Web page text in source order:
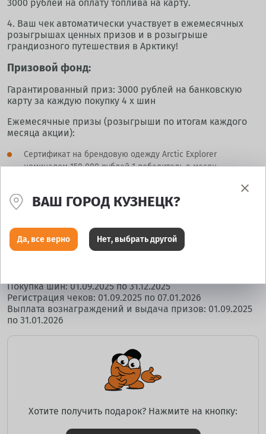
3000 рублей на оплату топлива на карту.
4. Ваш чек автоматически участвует в ежемесячных
розыгрышах ценных призов и в розыгрыше
грандиозного путешествия в Арктику!
Призовой фонд:
Гарантированный приз: 3000 рублей на банковскую
карту за каждую покупку 4 х шин
Ежемесячные призы (розыгрыши по итогам каждого
месяца акции):
Сертификат на брендовую одежду Arctic Explorer
номиналом 150 000 рублей 1 победитель в месяц.
номиналом 25 000 рублей 4 победителя в месяц.
лет Победы»! Вас ждет проживание в отеле в
Мурманске и 11 ночей в каюте легендарного ледокола.
Покупка шин: 01.09.2025 по 31.12.2025
Регистрация чеков: 01.09.2025 по 07.01.2026
Выплата вознаграждений и выдача призов: 01.09.2025
по 31.01.2026
Хотите получить подарок? Нажмите на кнопку:
ВАШ ГОРОД КУЗНЕЦК?
Да, все верно Нет, выбрать другой